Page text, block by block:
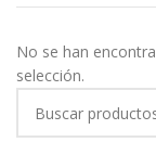
No se han
selección.